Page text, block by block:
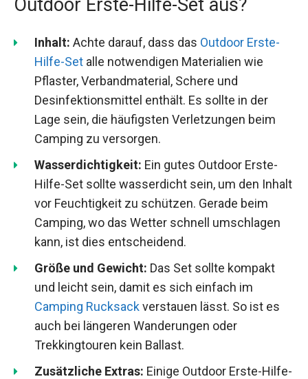
Outdoor Erste-Hilfe-Set aus?
Inhalt: Achte darauf, dass das Outdoor Erste-
Hilfe-Set alle notwendigen Materialien wie
Pflaster, Verbandmaterial, Schere und
Desinfektionsmittel enthält. Es sollte in der
Lage sein, die häufigsten Verletzungen beim
Camping zu versorgen.
Wasserdichtigkeit: Ein gutes Outdoor Erste-
Hilfe-Set sollte wasserdicht sein, um den Inhalt
vor Feuchtigkeit zu schützen. Gerade beim
Camping, wo das Wetter schnell umschlagen
kann, ist dies entscheidend.
Größe und Gewicht: Das Set sollte kompakt
und leicht sein, damit es sich einfach im
Camping Rucksackverstauen lässt. So ist es
auch bei längeren Wanderungen oder
Trekkingtouren kein Ballast.
Zusätzliche Extras: Einige Outdoor Erste-Hilfe-